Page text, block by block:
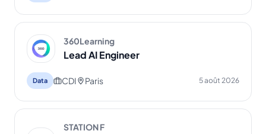
360Learning
Lead AI Engineer
Data CDI Paris 5 août 2026
STATION F